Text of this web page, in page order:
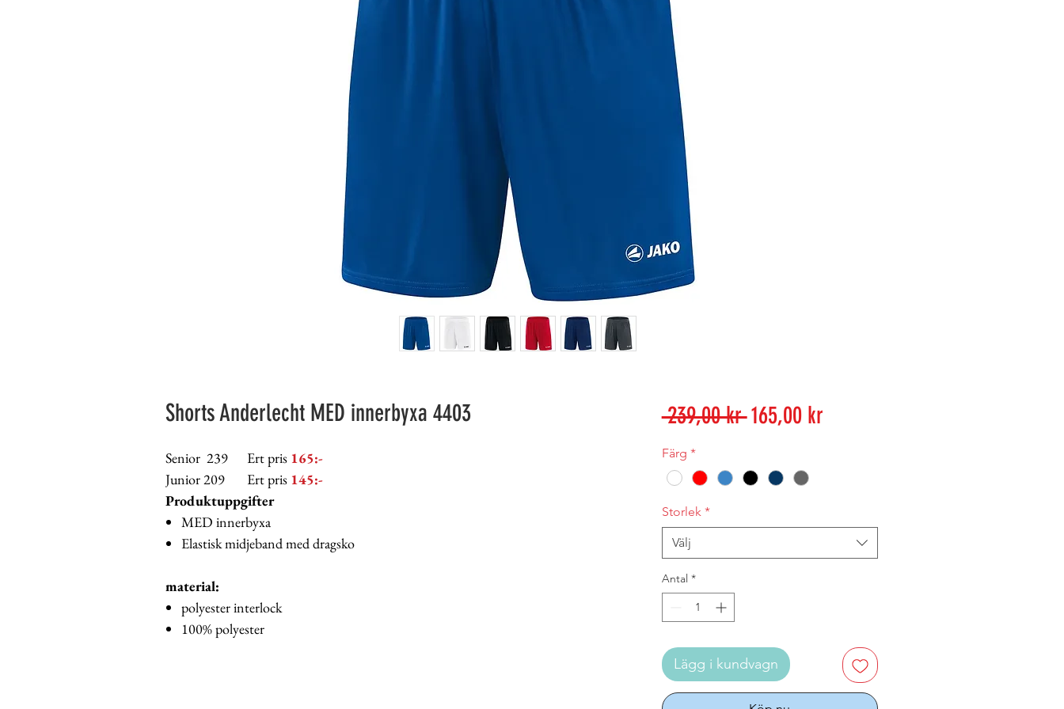
Shorts Anderlecht MED innerbyxa 4403
Senior 239 Ert pris 165:-
Junior 209 Ert pris 145:-
Produktuppgifter
MED innerbyxa
Elastisk midjeband med dragsko
material:
polyester interlock
100% polyester
239,00 kr Ordinarie
165,00 krReapris
Färg *
Storlek *
Välj
Antal *
Lägg i kundvagn